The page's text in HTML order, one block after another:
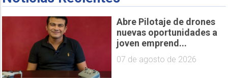
Abre Pilotaje de drones
nuevas oportunidades a
joven emprend...
07 de agosto de 2026